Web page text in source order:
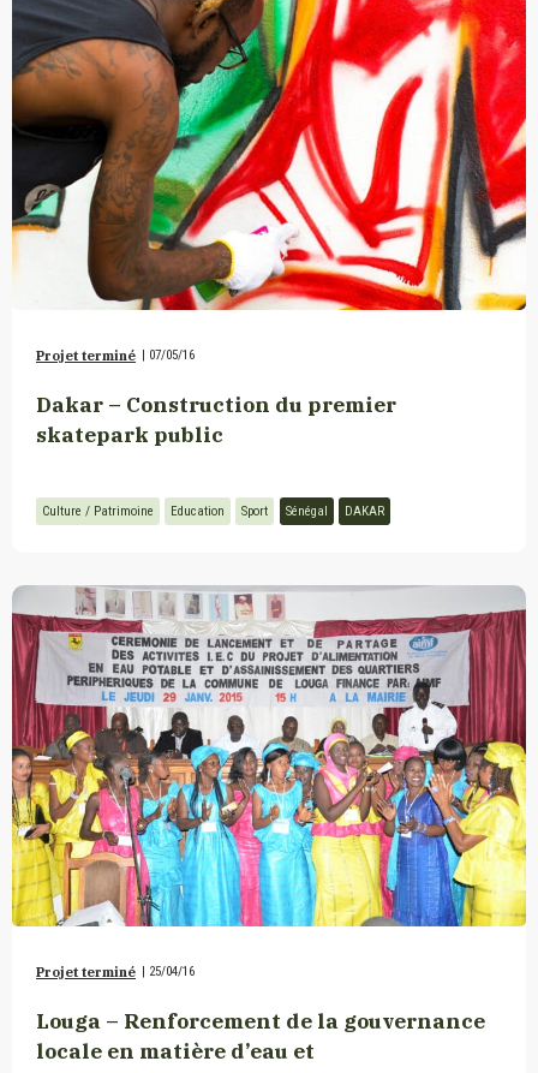
Projet terminé | 07/05/16
Dakar – Construction du premier
skatepark public
Culture / Patrimoine Education Sport Sénégal DAKAR
Projet terminé | 25/04/16
Louga – Renforcement de la gouvernance
locale en matière d’eau et